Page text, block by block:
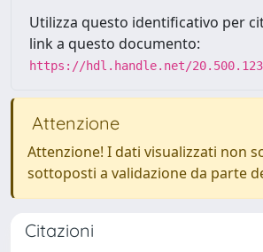
Utilizza questo identificativo per
link a questo documento:
https://hdl.handle.net/
Attenzione
Attenzione! I dati visualizzati non
sottoposti a validazione da parte
Citazioni